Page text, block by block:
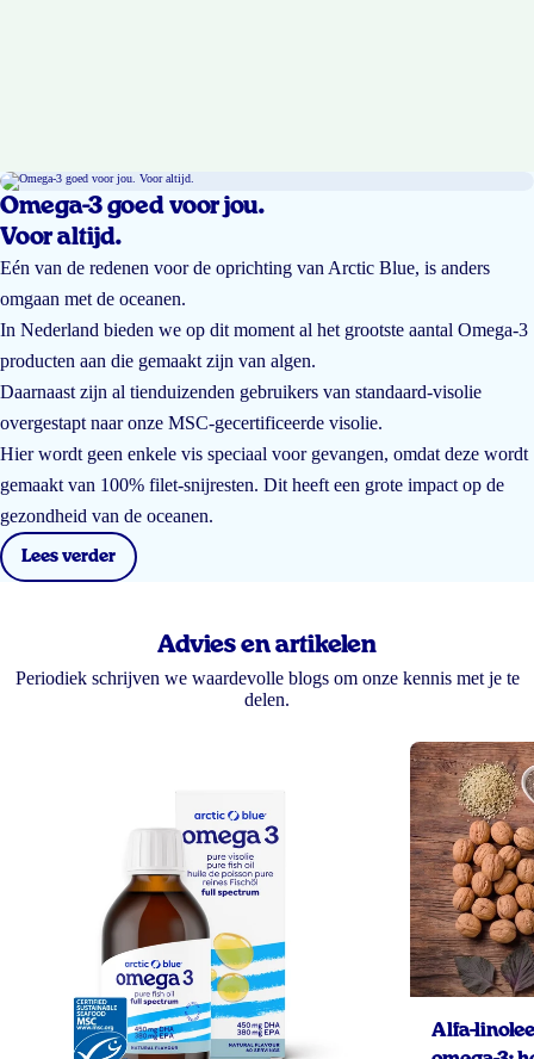
Omega-3 goed voor jou.
Voor altijd.
Eén van de redenen voor de oprichting van Arctic Blue, is anders
omgaan met de oceanen.
In Nederland bieden we op dit moment al het grootste aantal Omega-3
producten aan die gemaakt zijn van algen.
Daarnaast zijn al tienduizenden gebruikers van standaard-visolie
overgestapt naar onze MSC-gecertificeerde visolie.
Hier wordt geen enkele vis speciaal voor gevangen, omdat deze wordt
gemaakt van 100% filet-snijresten. Dit heeft een grote impact op de
gezondheid van de oceanen.
Lees verder
Advies en artikelen
Periodiek schrijven we waardevolle blogs om onze kennis met je te
delen.
Alfa-